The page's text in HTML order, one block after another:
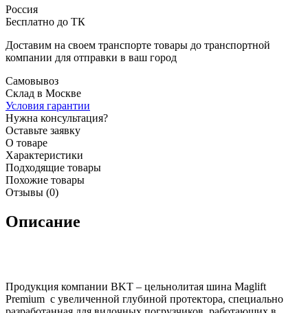
Россия
Бесплатно до ТК
Доставим на своем транспорте товары до транспортной
компании для отправки в ваш город
Самовывоз
Склад в Москве
Условия гарантии
Нужна консультация?
Оставьте заявку
О товаре
Характеристики
Подходящие товары
Похожие товары
Отзывы (0)
Описание
Продукция компании BKT – цельнолитая шина Maglift
Premium с увеличенной глубиной протектора, специально